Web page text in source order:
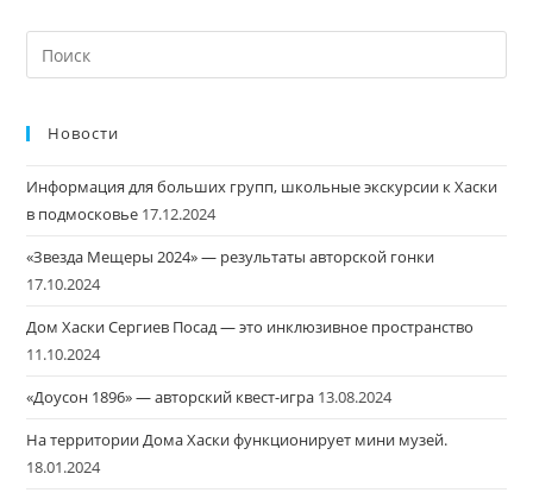
Новости
Информация для больших групп, школьные экскурсии к Хаски
в подмосковье 17.12.2024
«Звезда Мещеры 2024» — результаты авторской гонки
17.10.2024
Дом Хаски Сергиев Посад — это инклюзивное пространство
11.10.2024
«Доусон 1896» — авторский квест-игра 13.08.2024
На территории Дома Хаски функционирует мини музей.
18.01.2024